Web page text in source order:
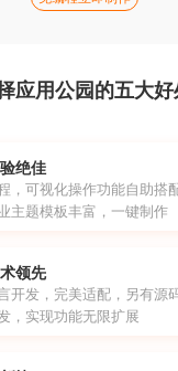
应用公园的五大好
绝佳
，可视化操作功能自助搭
主题模板丰富，一键制作
领先
开发，完美适配，另有源
，实现功能无限扩展